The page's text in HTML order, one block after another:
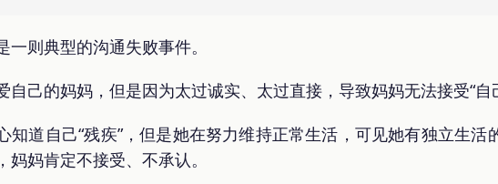
一则典型的沟通失败事件。
自己的妈妈，但是因为太过诚实、太过直接，导致妈妈无法接受“自
知道自己“残疾”，但是她在努力维持正常生活，可见她有独立生活
妈妈肯定不接受、不承认。